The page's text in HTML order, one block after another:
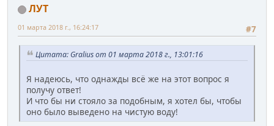
ЛУТ
#7
01 марта 2018 г., 16:24:17
Цитата: Gralius от 01 марта 2018 г., 13:01:16
Я надеюсь, что однажды всё же на этот вопрос я
получу ответ!
И что бы ни стояло за подобным, я хотел бы, чтобы
оно было выведено на чистую воду!